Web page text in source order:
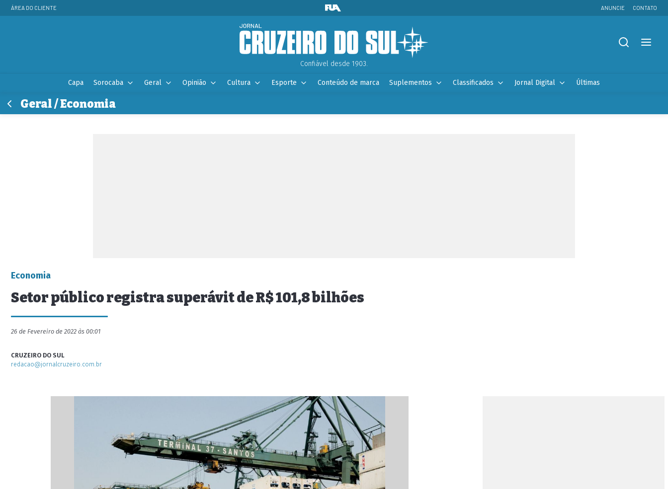
ÁREA DO CLIENTE ANUNCIE CONTATO
Confiável desde 1903.
Capa Sorocaba Geral Opinião Cultura Esporte Conteúdo de marca Suplementos Classificados Jornal Digital Últimas
Geral / Economia
Economia
Setor público registra superávit de R$ 101,8 bilhões
26 de Fevereiro de 2022 às 00:01
CRUZEIRO DO SUL
redacao@jornalcruzeiro.com.br